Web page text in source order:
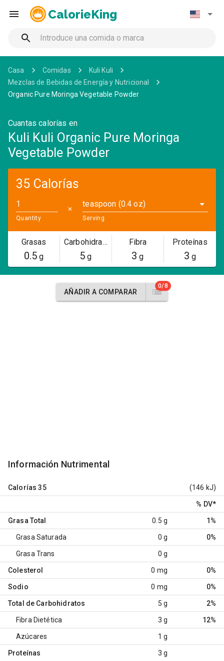
CalorieKing
Casa Comidas
Kuli Kuli
Mezclas de Bebidas de Energía y Nutricional
Organic Pure Moringa Vegetable Powder
Cuantas calorías en
Kuli Kuli Organic Pure Moringa
Vegetable Powder
35 Calorías
Quantity
✕
teaspoon (0.4 oz)
Serving
Grasas
0.5g
Carbohidratos
5 g
Fibra
3 g
Proteínas
3 g
AÑADIR A COMPARAR
0/8
Información Nutrimental
Calorías 35 (146 kJ)
% DV*
Grasa Total 0.5 g 1%
Grasa Saturada 0 g 0%
Grasa Trans 0 g
Colesterol 0 mg 0%
Sodio 0 mg 0%
Total de Carbohidratos 5 g 2%
Fibra Dietética 3 g 12%
Azúcares 1 g
Proteínas 3 g